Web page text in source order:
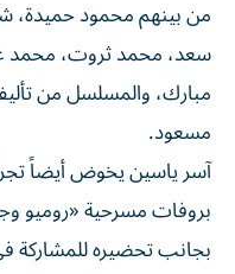
من بينهم محمود حميدة،
سعد، محمد ثروت، محمد
مبارك، والمسلسل من
مسعود.
آسر ياسين يخوض أيضاً
بروفات مسرحية «روميو
بجانب تحضيره للمشاركة